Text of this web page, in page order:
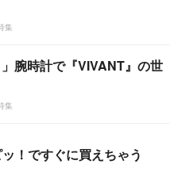
集
」腕時計で『VIVANT』の世
集
！ですぐに買えちゃう